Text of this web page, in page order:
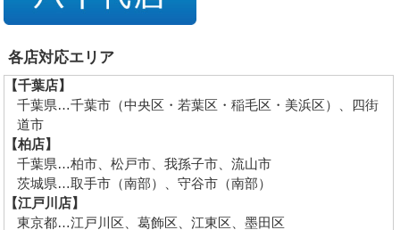
各店対応エリア
【千葉店】
千葉県…千葉市（中央区・若葉区・稲毛区・美浜区）、四街
道市
【柏店】
千葉県…柏市、松戸市、我孫子市、流山市
茨城県…取手市（南部）、守谷市（南部）
【江戸川店】
東京都…江戸川区、葛飾区、江東区、墨田区